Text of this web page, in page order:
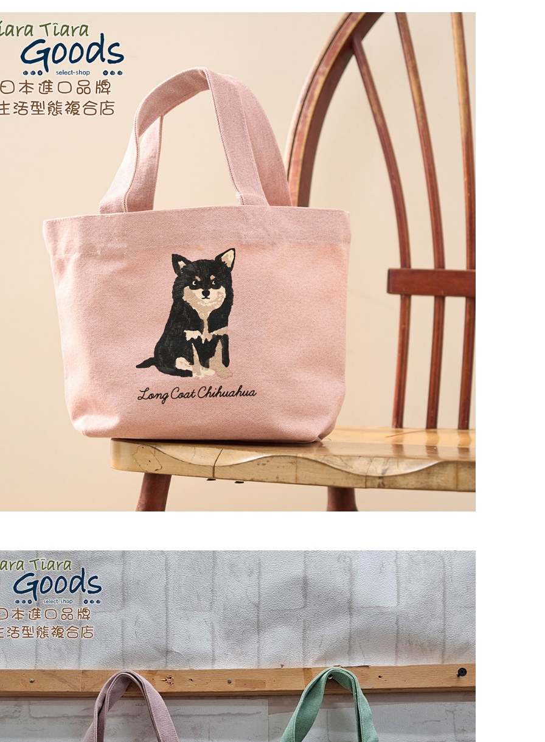
【「AFTEE先享後付」結帳流程】
１．於結帳方式選擇「AFTEE先享後付」後，將跳轉至「AFTEE先享後
付」結帳頁面，進行簡訊認證並確認金額後，即可完成結帳。
２．訂單成立數日內，您將收到繳費通知簡訊。
３．收到繳費通知簡訊後14天內，點擊此簡訊中的連結，可透過四大超商
／ATM／網路銀行／等多元方式進行付款，方視為交易完成。
※ 請注意：結帳手續完成當下不需立刻繳費，但若您需要取消訂單，請聯
絡購買商品的店家。未經商家同意取消之訂單仍視為有效，需透過AFTEE
先享後付繳納相關費用。
※ 交易是否成功請以「AFTEE先享後付 」之結帳頁面顯示為準，若有關於
是否繳費成功／繳費後需取消欲退款等相關疑問，請聯繫「AFTEE先享後
付客戶支援中心」https://netprotections.freshdesk.com/support/home
【注意事項】
１．透過由恩沛科技股份有限公司提供之「AFTEE先享後付」服務完成之
交易，需依本服務之必要範圍內提供個人資料，並將交易相關給付款項請
求債權轉讓予恩沛科技股份有限公司。
２．關於個人資料處理事宜，請瀏覽以下網址：
https://aftee.tw/terms/#terms3
３．未成年的使用者請事先徵得法定代理人或監護人之同意方可使用
「AFTEE先享後付」，若未經同意申辦者引起之損失，本公司不負相關責
任。
４．使用「AFTEE先享後付」時，將依據個別帳號之用戶狀況，依本公司
即時審查核予不同之上限額度；若仍有額度不足之情形，本公司將視審查
結果請求用戶進行身份認證。
５．嚴禁一人註冊多個帳號或使用他人資訊註冊。若發現惡意使用之情
形，恩沛科技股份有限公司將有權停止該用戶之使用額度並採取法律行
動。
全家取貨付款
每筆NT$60，滿NT$1,800(含以上)免運費
每筆NT$60，滿NT$1,800(含以上)免運費
7-11取貨付款
每筆NT$60，滿NT$2,000(含以上)免運費
付款後7-11取貨
每筆NT$60，滿NT$2,000(含以上)免運費
黑貓宅急便(包裹尺寸60cm以下)
每筆NT$100，滿NT$2,000(含以上)免運費
黑貓宅急便(包裹尺寸90cm以下)
每筆NT$140，滿NT$2,000(含以上)免運費